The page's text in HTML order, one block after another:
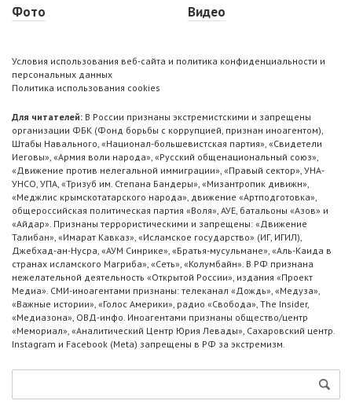
Фото
Видео
Условия использования веб-сайта и политика конфиденциальности и
персональных данных
Политика использования cookies
Для читателей: В России признаны экстремистскими и запрещены
организации ФБК (Фонд борьбы с коррупцией, признан иноагентом),
Штабы Навального, «Национал-большевистская партия», «Свидетели
Иеговы», «Армия воли народа», «Русский общенациональный союз»,
«Движение против нелегальной иммиграции», «Правый сектор», УНА-
УНСО, УПА, «Тризуб им. Степана Бандеры», «Мизантропик дивижн»,
«Меджлис крымскотатарского народа», движение «Артподготовка»,
общероссийская политическая партия «Воля», АУЕ, батальоны «Азов» и
«Айдар». Признаны террористическими и запрещены: «Движение
Талибан», «Имарат Кавказ», «Исламское государство» (ИГ, ИГИЛ),
Джебхад-ан-Нусра, «АУМ Синрике», «Братья-мусульмане», «Аль-Каида в
странах исламского Магриба», «Сеть», «Колумбайн». В РФ признана
нежелательной деятельность «Открытой России», издания «Проект
Медиа». СМИ-иноагентами признаны: телеканал «Дождь», «Медуза»,
«Важные истории», «Голос Америки», радио «Свобода», The Insider,
«Медиазона», ОВД-инфо. Иноагентами признаны общество/центр
«Мемориал», «Аналитический Центр Юрия Левады», Сахаровский центр.
Instagram и Facebook (Metа) запрещены в РФ за экстремизм.